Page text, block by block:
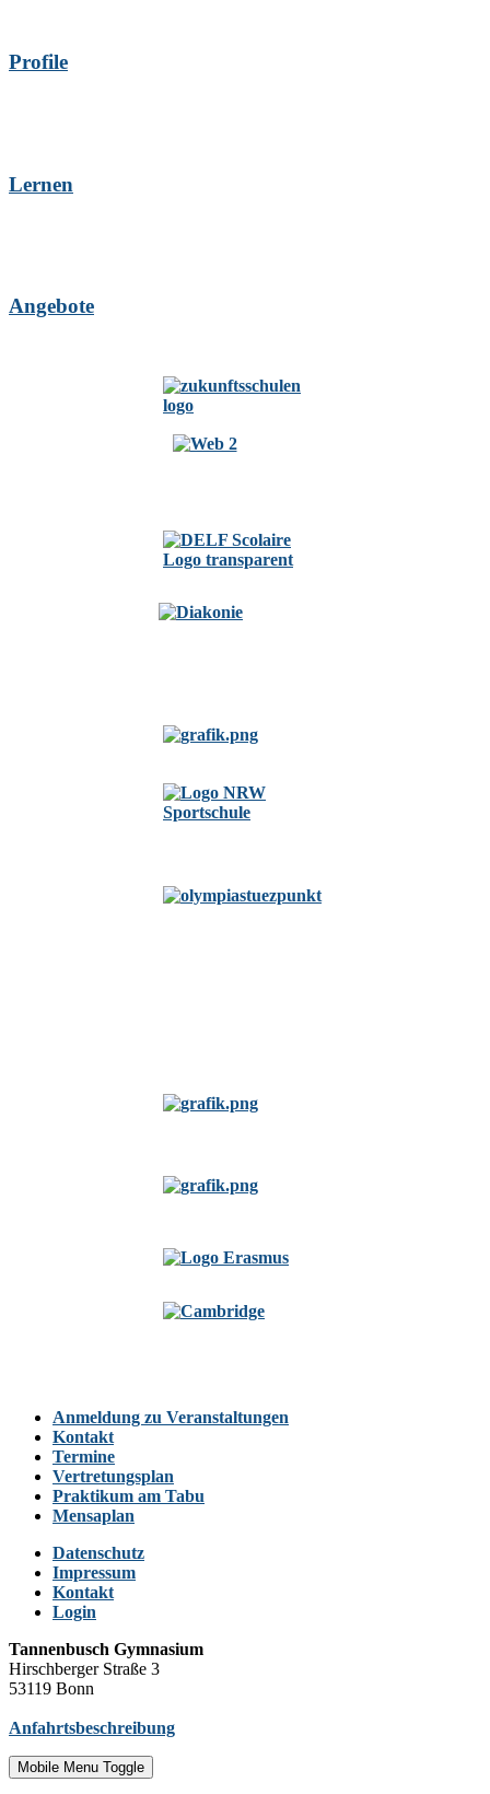
Profile
Lernen
Angebote
Anmeldung zu Veranstaltungen
Kontakt
Termine
Vertretungsplan
Praktikum am Tabu
Mensaplan
Datenschutz
Impressum
Kontakt
Login
Tannenbusch Gymnasium
Hirschberger Straße 3
53119 Bonn
Anfahrtsbeschreibung
Mobile Menu Toggle